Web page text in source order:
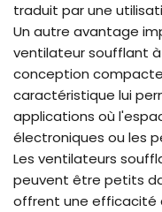
traduit par une
Un autre avantage
ventilateur soufflant
conception
caractéristique lui
applications où
électroniques ou les
Les ventilateurs
peuvent être petits
offrent une efficacité